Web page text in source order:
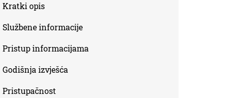
Kratki opis
Službene informacije
Pristup informacijama
Godišnja izvješća
Pristupačnost